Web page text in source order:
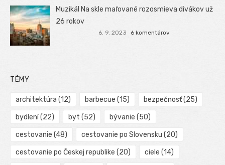
Muzikál Na skle maľované rozosmieva divákov už
26 rokov
6. 9. 2023 6 komentárov
TÉMY
architektúra (12) barbecue (15) bezpečnosť(25)
bydlení(22) byt (52) bývanie (50)
cestovanie (48) cestovanie po Slovensku (20)
cestovanie po Českej republike (20) ciele (14)